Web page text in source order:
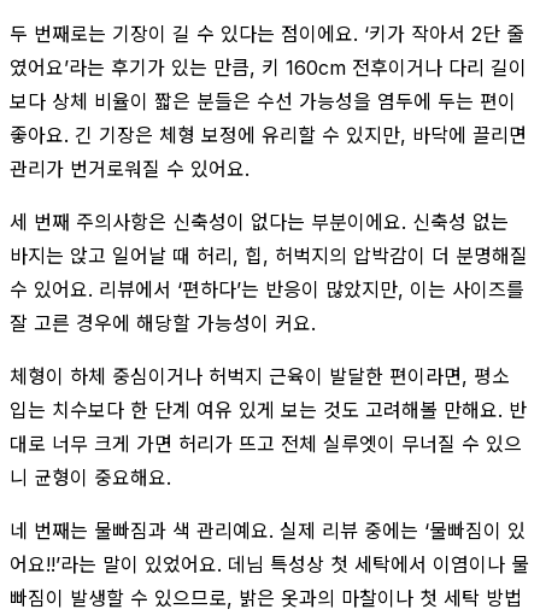
두 번째로는 기장이 길 수 있다는 점이에요. ‘키가 작아서 2단 줄
였어요’라는 후기가 있는 만큼, 키 160cm 전후이거나 다리 길이
보다 상체 비율이 짧은 분들은 수선 가능성을 염두에 두는 편이
좋아요. 긴 기장은 체형 보정에 유리할 수 있지만, 바닥에 끌리면
관리가 번거로워질 수 있어요.
세 번째 주의사항은 신축성이 없다는 부분이에요. 신축성 없는
바지는 앉고 일어날 때 허리, 힙, 허벅지의 압박감이 더 분명해질
수 있어요. 리뷰에서 ‘편하다’는 반응이 많았지만, 이는 사이즈를
잘 고른 경우에 해당할 가능성이 커요.
체형이 하체 중심이거나 허벅지 근육이 발달한 편이라면, 평소
입는 치수보다 한 단계 여유 있게 보는 것도 고려해볼 만해요. 반
대로 너무 크게 가면 허리가 뜨고 전체 실루엣이 무너질 수 있으
니 균형이 중요해요.
네 번째는 물빠짐과 색 관리예요. 실제 리뷰 중에는 ‘물빠짐이 있
어요!!’라는 말이 있었어요. 데님 특성상 첫 세탁에서 이염이나 물
빠짐이 발생할 수 있으므로, 밝은 옷과의 마찰이나 첫 세탁 방법